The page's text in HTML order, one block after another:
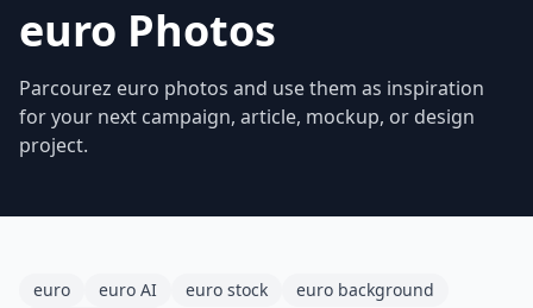
euro Photos
Parcourez euro photos and use them as inspiration
for your next campaign, article, mockup, or design
project.
euro euro AI euro stock
euro background